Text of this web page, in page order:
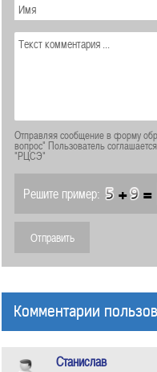
Отправляя сообщение в форму
вопрос" Пользователь
"РЦСЭ"
Решите пример: + =
Комментарии
Станислав